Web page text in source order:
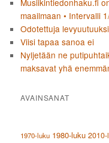
Musiikintiedonhaku.fi
maailmaan • Intervalli
Odotettuja
Viisi tapaa sanoa ei
Nyljetään ne
maksavat yhä
AVAINSANAT
1970-luku 1980-luku 2010-